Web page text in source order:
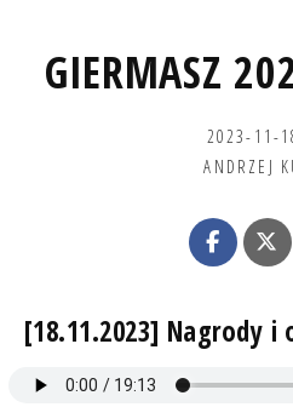
GIERMASZ
2023-11-
ANDRZEJ
[18.11.2023] Nagrody i